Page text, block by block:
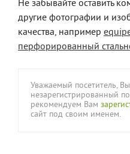
Не забывайте оставить
другие фотографии и
качества, например
перфорированный
Уважаемый посетитель,
незарегистрированный
рекомендуем Вам
сайт под своим именем.